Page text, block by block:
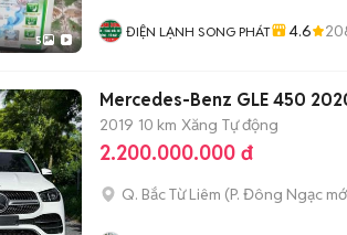
5 ĐIỆN LẠNH SONG PHÁT 4.6
Mercedes-Benz GLE 450
2019 10 km Xăng Tự động
2.200.000.000 đ
Q. Bắc Từ Liêm (P. Đông Ngạc